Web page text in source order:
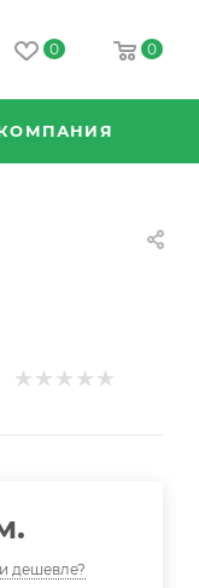
0 0
дешевле?